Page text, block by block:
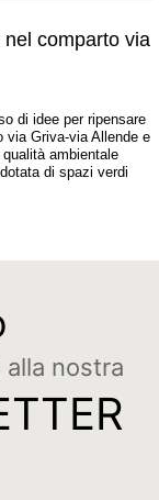
comparto via
di idee per ripensare
via Griva-via Allende e
ambientale
di spazi verdi
alla nostra